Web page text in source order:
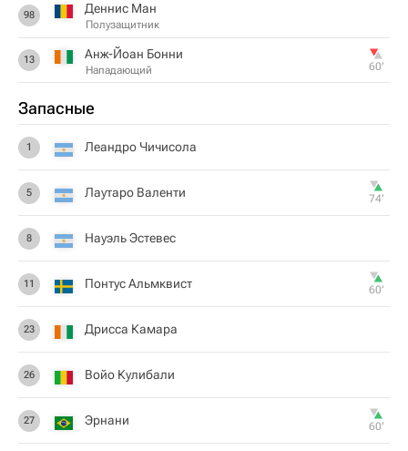
98 Деннис Ман
Полузащитник
13 Анж-Йоан Бонни
Нападающий 60‎’‎
Запасные
1 Леандро Чичисола
5 Лаутаро Валенти 74‎’‎
8 Науэль Эстевес
11 Понтус Альмквист 60‎’‎
23 Дрисса Камара
26 Войо Кулибали
27 Эрнани 60‎’‎